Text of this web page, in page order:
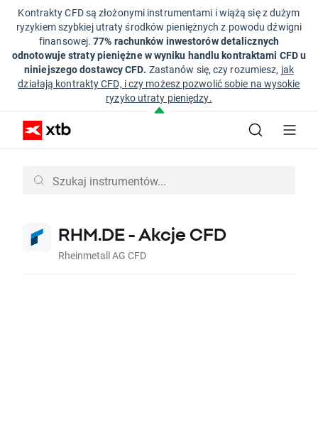
Kontrakty CFD są złożonymi instrumentami i wiążą się z dużym
ryzykiem szybkiej utraty środków pieniężnych z powodu dźwigni
finansowej.77% rachunków inwestorów detalicznych
odnotowuje straty pieniężne w wyniku handlu kontraktami CFD u
niniejszego dostawcy CFD. Zastanów się, czy rozumiesz, jak
działają kontrakty CFD, i czy możesz pozwolić sobie na wysokie
ryzyko utraty pieniędzy.
RHM.DE - Akcje CFD
Rheinmetall AG CFD